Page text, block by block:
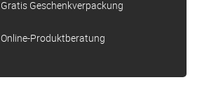
Gratis Geschenkverpackung
Online-Produktberatung